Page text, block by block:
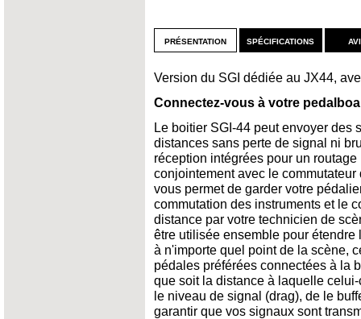
présentation
Version du SGI dédiée au JX44,
Connectez-vous à votre
Le boitier SGI-44 peut envoyer des
distances sans perte de signal ni
réception intégrées pour un
conjointement avec le
vous permet de garder votre
commutation des instruments et le
distance par votre technicien de
être utilisée ensemble pour
à n'importe quel point de la scène,
pédales préférées connectées à la
que soit la distance à laquelle
le niveau de signal (drag), de le
garantir que vos signaux sont
spécifications